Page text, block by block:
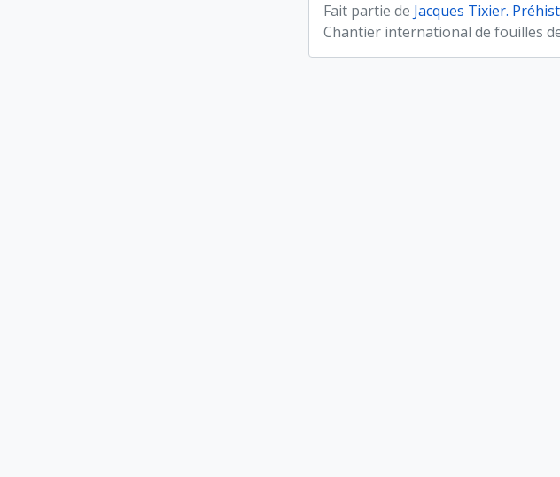
Fait partie de Jacques Tixier.
Chantier international de fouilles